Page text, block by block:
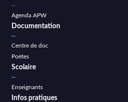
Agenda APW
Documentation
Centre de doc
Poètes
Scolaire
Enseignants
Infos pratiques